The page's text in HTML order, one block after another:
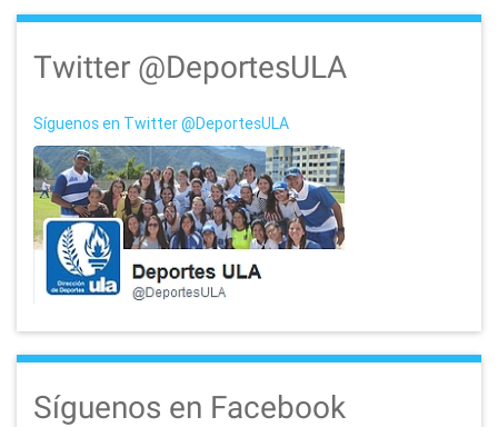
Twitter @DeportesULA
Síguenos en Twitter @DeportesULA
Síguenos en Facebook